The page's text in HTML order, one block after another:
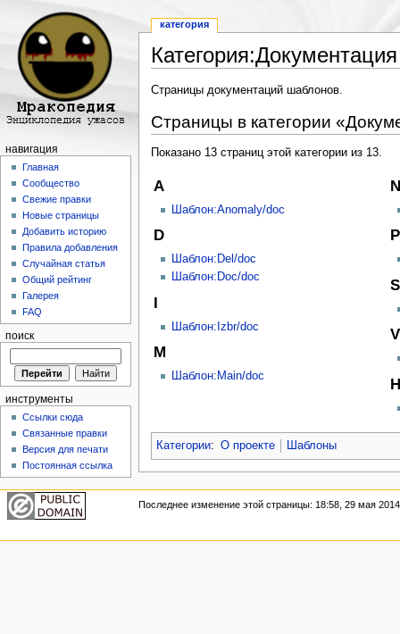
Страницы документаций шаблонов.
Страницы в категории
Показано 13 страниц этой категории из 13.
A
Шаблон:Anomaly/doc
D
Шаблон:Del/doc
Шаблон:Doc/doc
I
Шаблон:Izbr/doc
M
Шаблон:Main/doc
N
P
S
V
Н
Категории: О проекте Шаблоны
категория
навигация
Главная
Сообщество
Свежие правки
Новые страницы
Добавить историю
Правила добавления
Случайная статья
Общий рейтинг
Галерея
FAQ
поиск
инструменты
Ссылки сюда
Связанные правки
Версия для печати
Постоянная ссылка
Последнее изменение этой страницы: 18:58, 29 мая